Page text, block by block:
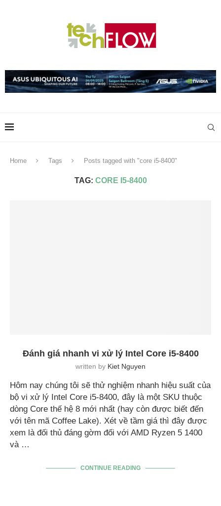
Home Tags Posts tagged with "core i5-8400"
TAG: CORE I5-8400
Đánh giá nhanh vi xử lý Intel Core i5-8400
written by Kiet Nguyen
Hôm nay chúng tôi sẽ thử nghiệm nhanh hiệu suất của
bộ vi xử lý Intel Core i5-8400, đây là một SKU thuộc
dòng Core thế hệ 8 mới nhất (hay còn được biết đến
với tên mã Coffee Lake). Xét về tầm giá thì đây được
xem là đối thủ đáng gờm đối với AMD Ryzen 5 1400
và …
CONTINUE READING